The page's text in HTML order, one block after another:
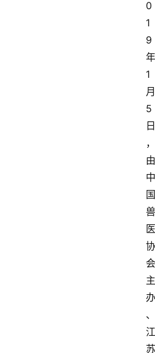
0
1
9
年
1
月
5
日
，
由
中
国
兽
医
协
会
主
办
、
江
苏